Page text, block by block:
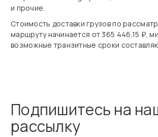
и прочие.
Стоимость доставки грузов по
маршруту начинается от 365 446,15 ₽,
возможные транзитные сроки
Подпишитесь на
рассылку